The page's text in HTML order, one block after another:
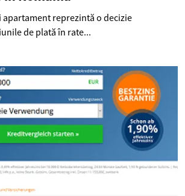
reprezintă o decizie
de plată în rate...